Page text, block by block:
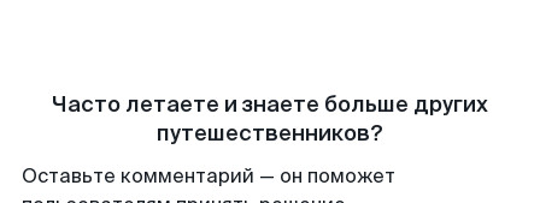
Часто летаете и знаете больше других
путешественников?
Оставьте комментарий — он поможет